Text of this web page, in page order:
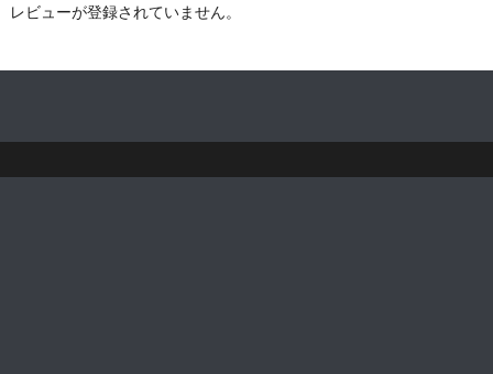
レビューが登録されていません。